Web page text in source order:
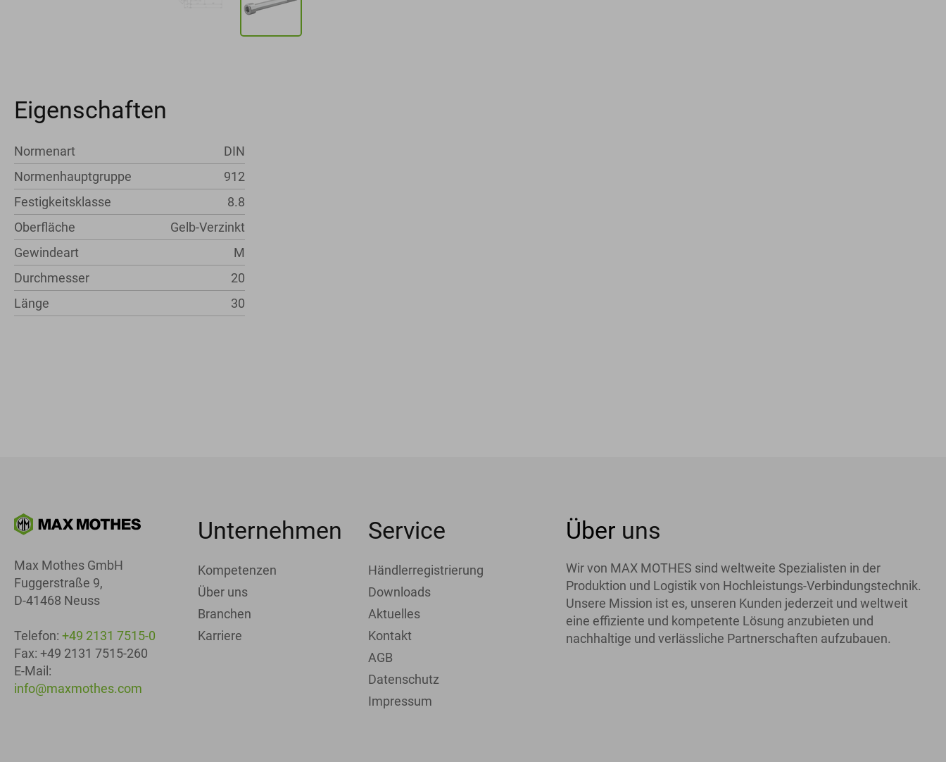
Eigenschaften
Normenart
DIN
Normenhauptgruppe
912
Festigkeitsklasse
8.8
Oberfläche
Gelb-Verzinkt
Gewindeart
M
Durchmesser
20
Länge
30
Max Mothes GmbH
Fuggerstraße 9,
D-41468 Neuss
Telefon: +49 2131 7515-0
Fax: +49 2131 7515-260
E-Mail:
info@maxmothes.com
Unternehmen
Kompetenzen
Über uns
Branchen
Karriere
Service
Händlerregistrierung
Downloads
Aktuelles
Kontakt
AGB
Datenschutz
Impressum
Über uns
Wir von MAX MOTHES sind weltweite Spezialisten in der
Produktion und Logistik von Hochleistungs-Verbindungstechnik.
Unsere Mission ist es, unseren Kunden jederzeit und weltweit
eine effiziente und kompetente Lösung anzubieten und
nachhaltige und verlässliche Partnerschaften aufzubauen.